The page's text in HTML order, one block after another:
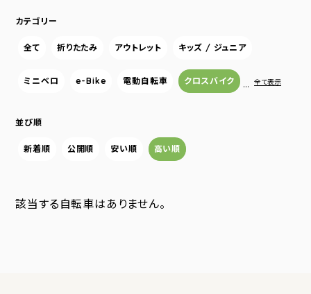
カテゴリー
全て 折りたたみ アウトレット キッズ / ジュニア
ミニベロ e-Bike 電動自転車 クロスバイク … 全て表示
並び順
新着順 公開順 安い順 高い順
該当する自転車はありません。